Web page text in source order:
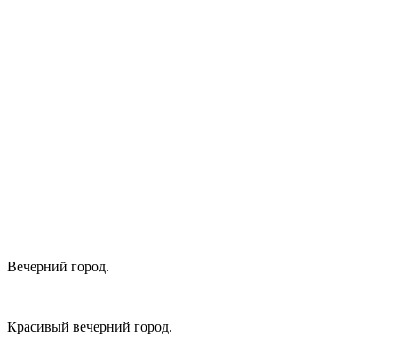
Вечерний город.
Красивый вечерний город.